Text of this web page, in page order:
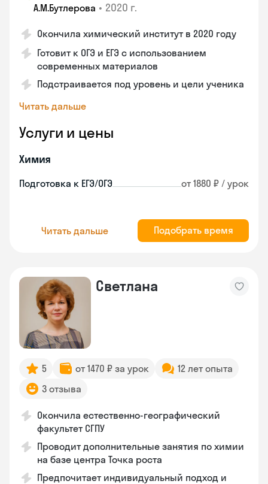
А.М.Бутлерова • 2020 г.
Окончила химический институт в 2020 году
Готовит к ОГЭ и ЕГЭ с использованием
современных материалов
Подстраивается под уровень и цели ученика
Читать дальше
Услуги и цены
Химия
Подготовка к ЕГЭ/ОГЭ от 1880 ₽ / урок
Читать дальше Подобрать время
Светлана
5 от 1470 ₽ за урок
12 лет опыта
3 отзыва
Окончила естественно-географический
факультет СГПУ
Проводит дополнительные занятия по химии
на базе центра Точка роста
Предпочитает индивидуальный подход и